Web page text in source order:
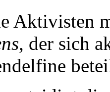
Aktivisten
, der sich